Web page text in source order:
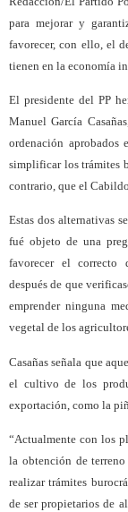
para mejorar y
favorecer, con ello, el
tienen en la economía
El presidente del PP
Manuel García
ordenación
simplificar los trámites
contrario, que el
Estas dos alternativas
fué objeto de una
favorecer el correcto
después de que
emprender ninguna
vegetal de los
Casañas señala que
el cultivo de los
exportación, como la
“Actualmente con los
la obtención de
realizar trámites
de ser propietarios de